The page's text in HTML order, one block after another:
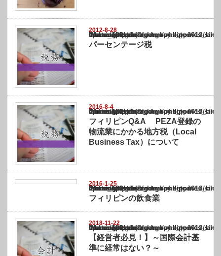
2012-8-28
Warning
: Undefined array key "show_category" in
/home/netst/kuno-cpa.co.jp/public_html/philippines_blog/wp-content/themes/
on line183
パーセンテージ税
2016-8-4
Warning
: Undefined array key "show_category" in
/home/netst/kuno-cpa.co.jp/public_html/philippines_blog/wp-content/themes/
on line183
フィリピンQ&A PEZA登録の
物流業にかかる地方税（Local
Business Tax）について
2016-1-25
Warning
: Undefined array key "show_category" in
/home/netst/kuno-cpa.co.jp/public_html/philippines_blog/wp-content/themes/
on line183
フィリピンの飲食業
2018-11-22
Warning
: Undefined array key "show_category" in
/home/netst/kuno-cpa.co.jp/public_html/philippines_blog/wp-content/themes/
on line183
【経営者必見！】～国際会計基
準に経常はない？～